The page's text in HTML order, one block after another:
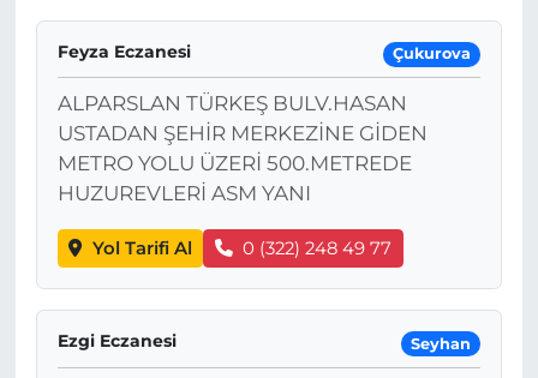
Feyza Eczanesi Çukurova
ALPARSLAN TÜRKEŞ BULV.HASAN
USTADAN ŞEHİR MERKEZİNE GİDEN
METRO YOLU ÜZERİ 500.METREDE
HUZUREVLERİ ASM YANI
Yol Tarifi Al 0 (322) 248 49 77
Ezgi Eczanesi Seyhan